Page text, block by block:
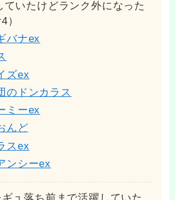
ていたけどランク外になった
）
バナex
ズex
のドンカラス
ミーex
んど
スex
ンシーex
ュ落ち前まで活躍していた